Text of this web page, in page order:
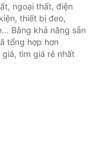
ngoại thất, điện
thiết bị đeo,
Bằng khả năng sẵn
tổng hợp hơn
tìm giá rẻ nhất